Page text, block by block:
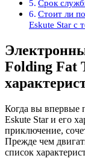
Срок
Стоит ли
Eskute Star с
Folding Fat
Когда вы впервые
Eskute Star и его
приключение,
Прежде чем
список